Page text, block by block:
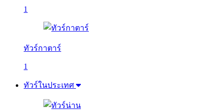
1
ทัวร์กาตาร์
1
ทัวร์ในประเทศ